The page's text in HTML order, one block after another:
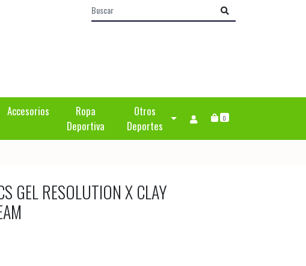
Accesorios
Ropa
Deportiva
Otros
Deportes
0
GEL RESOLUTION X CLAY